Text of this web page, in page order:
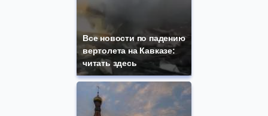
Все новости по падению
вертолета на Кавказе:
читать здесь